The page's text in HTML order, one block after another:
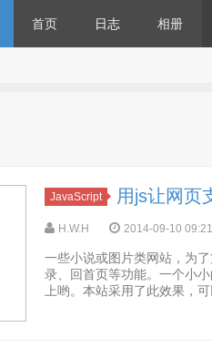
首页 日志 相册
JavaScript 用js让网页
H.W.H 2014-09-10 09:21
一些小说或图片类网站，为
录、回首页等功能。一个小
上哟。本站采用了此效果，